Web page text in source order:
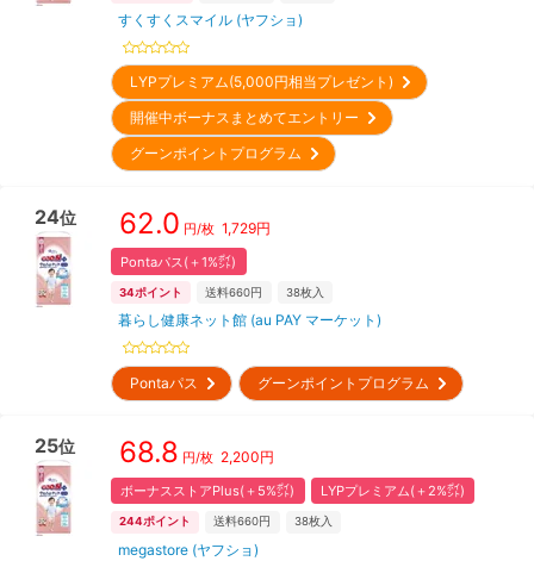
すくすくスマイル (ヤフショ)
LYPプレミアム(5,000円相当プレゼント)
開催中ボーナスまとめてエントリー
グーンポイントプログラム
24位 62.0 円/枚 1,729円
Pontaパス(＋1%㌽)
34ポイント 送料660円 38枚入
暮らし健康ネット館 (au PAY マーケット)
Pontaパス グーンポイントプログラム
25位 68.8 円/枚 2,200円
ボーナスストアPlus(＋5%㌽) LYPプレミアム(＋2%㌽)
244ポイント 送料660円 38枚入
megastore (ヤフショ)